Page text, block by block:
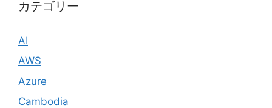
カテゴリー
AI
AWS
Azure
Cambodia